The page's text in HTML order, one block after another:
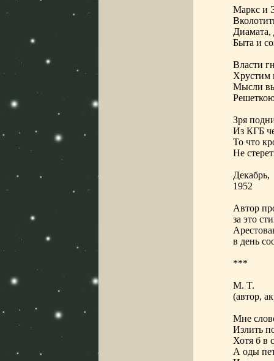
Маркс и
Диамата,
Быта и
Власти
Хрустим
Мысли
Зря
Из КГБ
То что
Не
Декабрь,
1952
Автор
за это
в день
***
M. T.
(автор,
Мне
Излить
Хотя б в
А оды